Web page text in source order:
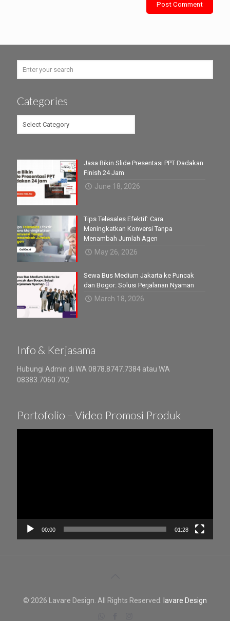
Categories
Jasa Bikin Slide Presentasi PPT Dadakan
Finish 24 Jam
June 18, 2026
Tips Telesales Efektif: Cara
Meningkatkan Konversi Tanpa
Menambah Jumlah Agen
May 26, 2026
Sewa Bus Medium Jakarta ke Puncak
dan Bogor: Solusi Perjalanan Nyaman
March 18, 2026
Info & Kerjasama
Hubungi Admin di WA 0878.8747.7384 atau WA
08383.7060.702
Portofolio – Video Promosi Produk
00:00 01:28
© 2026 Lavare Design. All Rights Reserved. lavare Design